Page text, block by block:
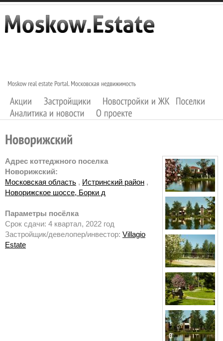
Адрес коттеджного поселка
Новорижский:
Московская область , Истринский район ,
Новорижское шоссе, Борки д
Параметры посёлка
Срок сдачи: 4 квартал, 2022 год
Застройщик/девелопер/инвестор: Villagio
Estate